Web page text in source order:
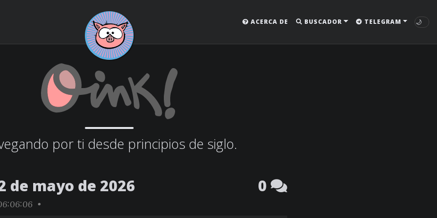
ACERCA DE BUSCADOR TELEGRAM 🌙
por ti desde principios de siglo.
de mayo de 2026 0
•